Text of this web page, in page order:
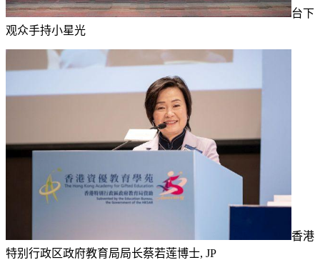
台下
观众手持小星光
香港
特别行政区政府教育局局长蔡若莲博士, JP